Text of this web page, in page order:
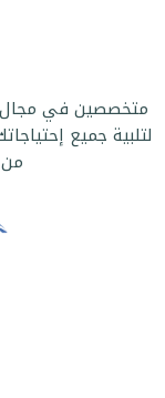
متخصصين في مجال
لتلبية جميع